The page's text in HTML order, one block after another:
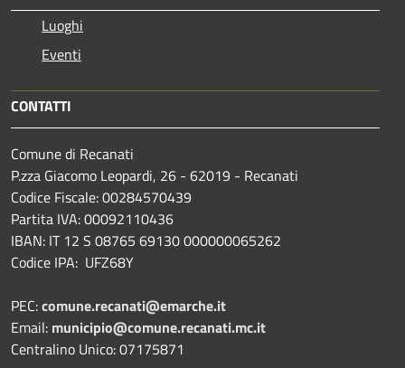
Luoghi
Eventi
CONTATTI
Comune di Recanati
P.zza Giacomo Leopardi, 26 - 62019 - Recanati
Codice Fiscale: 00284570439
Partita IVA: 00092110436
IBAN: IT 12 S 08765 69130 000000065262
Codice IPA: UFZ68Y
PEC:comune.recanati@emarche.it
Email: municipio@comune.recanati.mc.it
Centralino Unico: 07175871